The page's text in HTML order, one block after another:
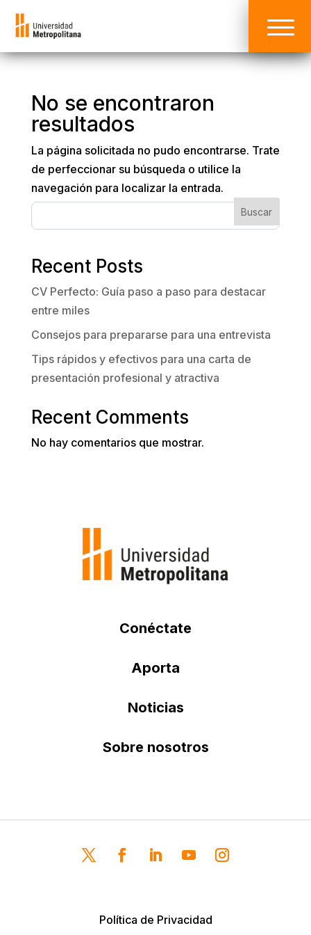
No se encontraron
resultados
La página solicitada no pudo encontrarse. Trate
de perfeccionar su búsqueda o utilice la
navegación para localizar la entrada.
Buscar
Recent Posts
CV Perfecto: Guía paso a paso para destacar
entre miles
Consejos para prepararse para una entrevista
Tips rápidos y efectivos para una carta de
presentación profesional y atractiva
Recent Comments
No hay comentarios que mostrar.
Conéctate
Aporta
Noticias
Sobre nosotros
Política de Privacidad